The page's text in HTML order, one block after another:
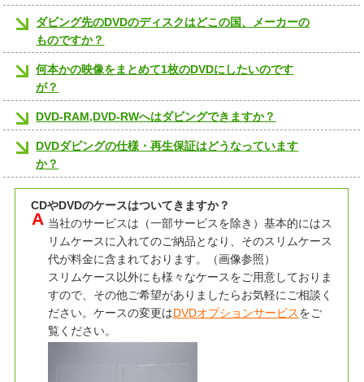
ダビング先のDVDのディスクはどこの国、メーカーの
ものですか？
何本かの映像をまとめて1枚のDVDにしたいのです
が？
DVD-RAM,DVD-RWへはダビングできますか？
DVDダビングの仕様・再生保証はどうなっています
か？
CDやDVDのケースはついてきますか？
当社のサービスは（一部サービスを除き）基本的にはス
リムケースに入れてのご納品となり、そのスリムケース
代が料金に含まれております。（画像参照）
スリムケース以外にも様々なケースをご用意しておりま
すので、その他ご希望がありましたらお気軽にご相談く
ださい。ケースの変更はDVDオプションサービスをご
覧ください。